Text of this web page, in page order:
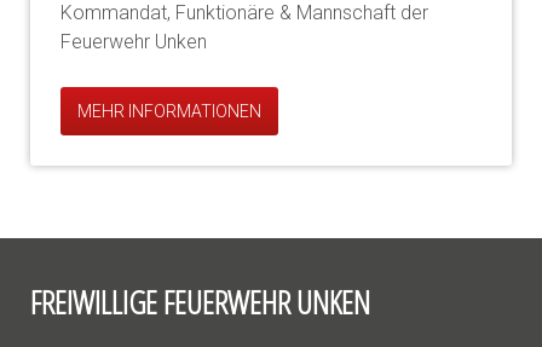
Kommandat, Funktionäre & Mannschaft der
Feuerwehr Unken
MEHR INFORMATIONEN
FREIWILLIGE FEUERWEHR UNKEN